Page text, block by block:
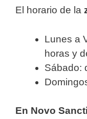
El horario de la
Lunes a
horas y
Sábado:
En Novo